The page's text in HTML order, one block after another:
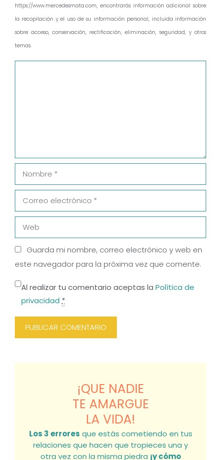
https://www.mercedesmata.com, encontrarás información adicional sobre
la recopilación y el uso de su información personal, incluida información
sobre acceso, conservación, rectificación, eliminación, seguridad, y otros
temas.
Nombre
Correo
electrónico
Web
Guarda mi nombre, correo electrónico y web en
este navegador para la próxima vez que comente.
Al realizar tu comentario aceptas la Política de
privacidad *
¡QUE NADIE
TE AMARGUE
LA VIDA!
Los 3 errores que estás cometiendo en tus
relaciones que hacen que tropieces una y
otra vez con la misma piedra ¡y cómo